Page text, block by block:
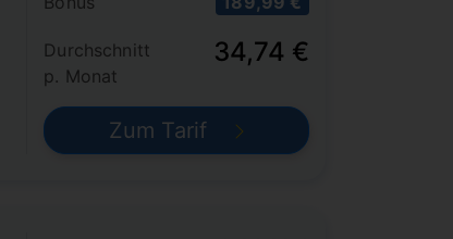
Durchschnitt
p. Monat
34,74 €
Zum Tarif